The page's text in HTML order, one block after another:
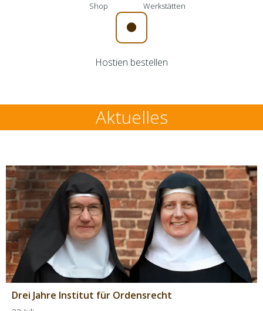
Shop Werkstätten
Hostien bestellen
Aktuelles
Drei Jahre Institut für Ordensrecht